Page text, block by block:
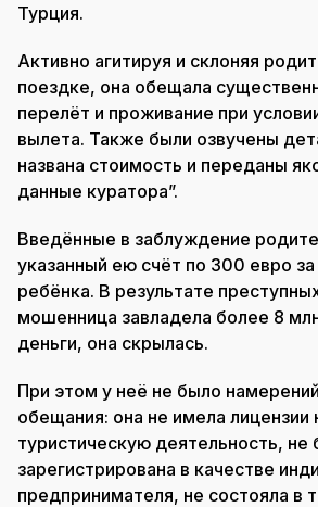
Турция.
Активно агитируя и склоняя
поездке, она обещала
перелёт и проживание при
вылета. Также были озвучены
названа стоимость и переданы
данные куратора”.
Введённые в заблуждение
указанный ею счёт по 300 евро
ребёнка. В результате
мошенница завладела более 8
деньги, она скрылась.
При этом у неё не было
обещания: она не имела лицензии
туристическую деятельность, не
зарегистрирована в качестве
предпринимателя, не состояла в